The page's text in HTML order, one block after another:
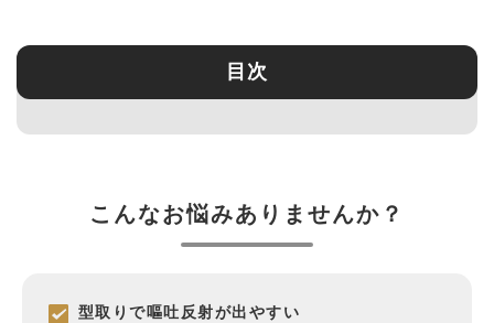
目次
こんなお悩みありませんか？
型取りで嘔吐反射が出やすい